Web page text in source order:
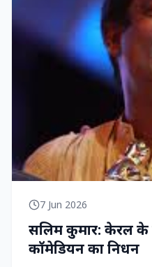
7 Jun 2026
सलिम कुमार: केरल
कॉमेडियन का निधन